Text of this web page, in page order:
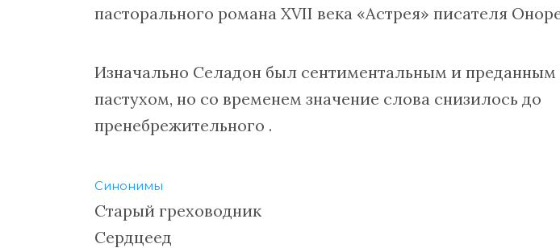
пасторального романа XVII века «Астрея» писателя
Изначально Селадон был сентиментальным и
пастухом, но со временем значение слова снизилось до
пренебрежительного .
Синонимы
Старый греховодник
Сердцеед